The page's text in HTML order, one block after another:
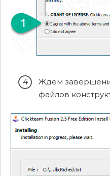
Ждем
файлов